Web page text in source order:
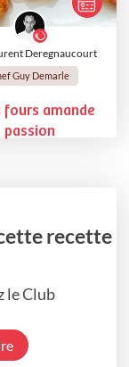
Deregnaucourt
Guy Demarle
fours amande
passion
recette
le Club